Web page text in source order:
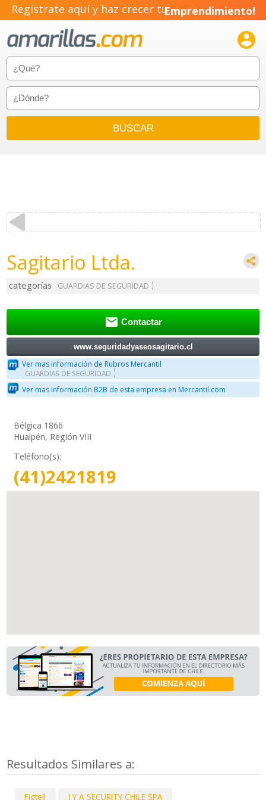
Regístrate aquí y haz crecer tuEmprendimiento!

Sagitario Ltda.
categorías GUARDIAS DE SEGURIDAD
 Contactar
www.seguridadyaseosagitario.cl
Ver mas información de Rubros Mercantil
GUARDIAS DE SEGURIDAD
Ver mas información B2B de esta empresa en Mercantil.com
Bélgica 1866
Hualpén, Región VIII
Teléfono(s):
(41)2421819
Resultados Similares a:
Figtell J Y A SECURITY CHILE SPA